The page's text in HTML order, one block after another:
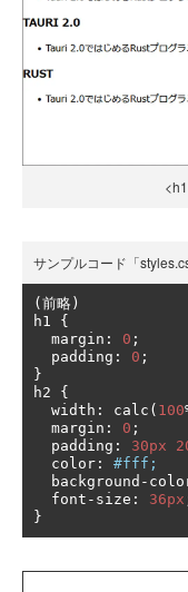
サンプルコード「
(前略)
h1 {
  margin
: 0 ;
  padding
: 0 ;
}
h2 {
  width
: calc ( 100
  margin
: 0 ;
  padding
: 30px
  color
:
#fff;
  background
-
  font
- size : 36px
}